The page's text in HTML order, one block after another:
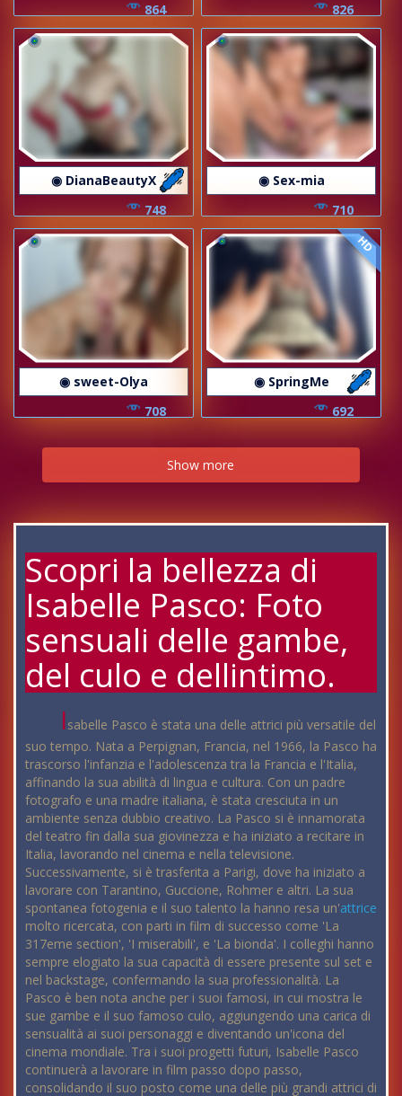
864
826
◉ DianaBeautyX
748
◉ Sex-mia
710
◉ sweet-Olya
708
HD
◉ SpringMe
692
Show more
Scopri la bellezza di
Isabelle Pasco: Foto
sensuali delle gambe,
del culo e dellintimo.
Isabelle Pasco è stata una delle attrici più versatile del
suo tempo. Nata a Perpignan, Francia, nel 1966, la Pasco ha
trascorso l'infanzia e l'adolescenza tra la Francia e l'Italia,
affinando la sua abilità di lingua e cultura. Con un padre
fotografo e una madre italiana, è stata cresciuta in un
ambiente senza dubbio creativo. La Pasco si è innamorata
del teatro fin dalla sua giovinezza e ha iniziato a recitare in
Italia, lavorando nel cinema e nella televisione.
Successivamente, si è trasferita a Parigi, dove ha iniziato a
lavorare con Tarantino, Guccione, Rohmer e altri. La sua
spontanea fotogenia e il suo talento la hanno resa un'attrice
molto ricercata, con parti in film di successo come 'La
317eme section', 'I miserabili', e 'La bionda'. I colleghi hanno
sempre elogiato la sua capacità di essere presente sul set e
nel backstage, confermando la sua professionalità. La
Pasco è ben nota anche per i suoi famosi, in cui mostra le
sue gambe e il suo famoso culo, aggiungendo una carica di
sensualità ai suoi personaggi e diventando un'icona del
cinema mondiale. Tra i suoi progetti futuri, Isabelle Pasco
continuerà a lavorare in film passo dopo passo,
consolidando il suo posto come una delle più grandi attrici di